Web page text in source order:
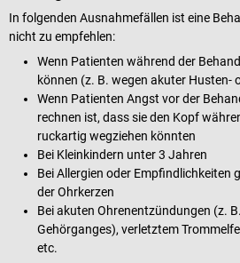
In folgenden Ausnahmefällen ist eine
nicht zu empfehlen:
Wenn Patienten während der
können (z. B. wegen akuter Husten-
Wenn Patienten Angst vor der
rechnen ist, dass sie den Kopf
ruckartig wegziehen könnten
Bei Kleinkindern unter 3 Jahren
Bei Allergien oder Empfindlichkeiten
der Ohrkerzen
Bei akuten Ohrenentzündungen (z.
Gehörganges), verletztem
etc.